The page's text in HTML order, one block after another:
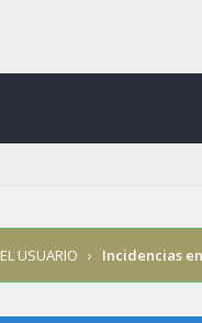
USUARIO › Incidencias